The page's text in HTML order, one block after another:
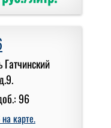
Гатчинский
96
карте.